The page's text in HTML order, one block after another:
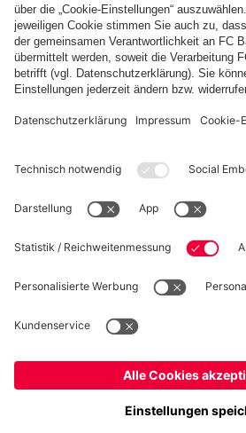
FC Bayern Store App
WIDERRUF
Datenschutz
Cookie Details
Preise inklusive MwSt. und zzgl.
© FC Bayern
FC Bayern München AG, Säbener Str.
Ja,Österreich, um dorthin
Weltweit, um dorthin